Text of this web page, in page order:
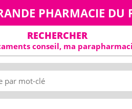
PHARMACIE DU
RECHERCHER
conseil, ma